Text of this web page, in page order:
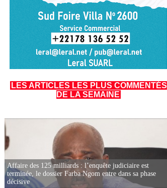
LES ARTICLES LES PLUS COMMENTÉS
DE LA SEMAINE
Affaire des 125 milliards : l’enquête judiciaire est
terminée, le dossier Farba Ngom entre dans sa phase
décisive